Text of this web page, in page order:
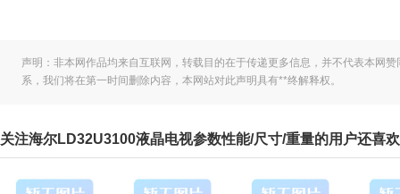
声明：非本网作品均来自互联网，转载目的在于传递更多信息，并不代表本网
系，我们将在第一时间删除内容，本网站对此声明具有**终解释权。
关注海尔LD32U3100液晶电视参数性能/尺寸/重量的用户还喜欢